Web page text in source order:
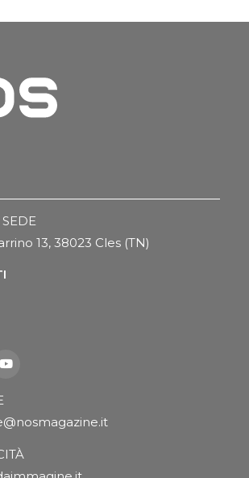
13, 38023 Cles (TN)